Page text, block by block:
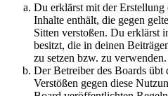
Du erklärst mit der Erstellung
Inhalte enthält, die gegen
Sitten verstoßen. Du erklärst
besitzt, die in deinen
zu setzen bzw. zu verwenden.
Der Betreiber des Boards übt
Verstößen gegen diese